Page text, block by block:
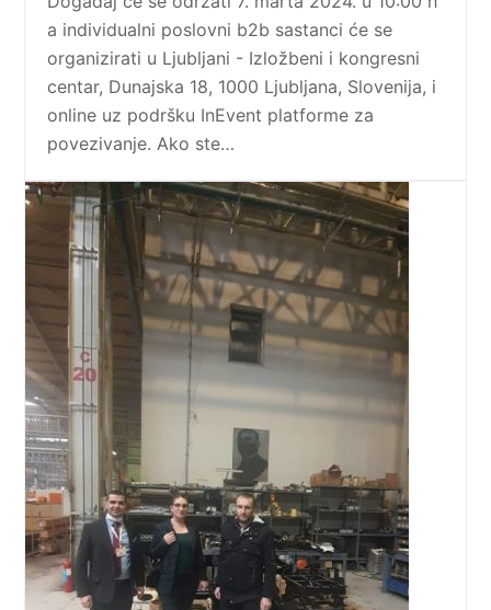
a individualni poslovni b2b sastanci će se
organizirati u Ljubljani - Izložbeni i kongresni
centar, Dunajska 18, 1000 Ljubljana, Slovenija, i
online uz podršku InEvent platforme za
povezivanje. Ako ste…